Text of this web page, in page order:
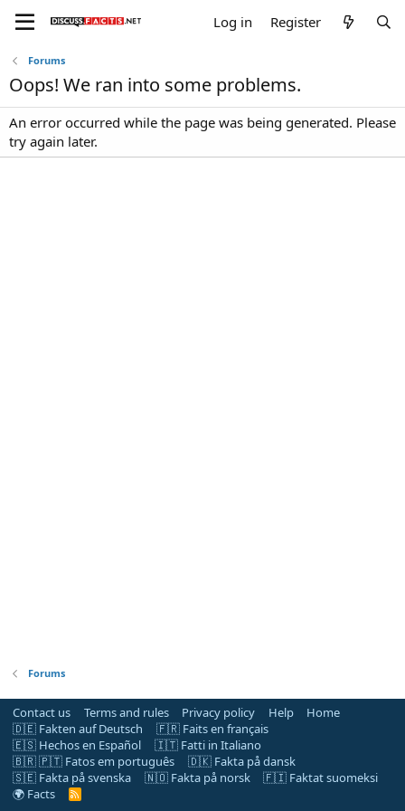
Log in Register
Forums
Oops! We ran into some problems.
An error occurred while the page was being generated. Please
try again later.
Forums
Contact us Terms and rules Privacy policy Help
Home
🇩🇪 Fakten auf Deutsch
🇫🇷 Faits en français
🇪🇸 Hechos en Español
🇮🇹 Fatti in Italiano
🇧🇷 🇵🇹 Fatos em português
🇩🇰 Fakta på dansk
🇸🇪 Fakta på svenska
🇳🇴 Fakta på norsk
🇫🇮 Faktat suomeksi
🌍 Facts
R